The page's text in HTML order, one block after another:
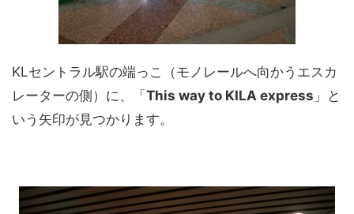
KLセントラル駅の端っこ（モノレールへ向かうエスカ
レーターの側）に、「 This way to KILA express 」と
いう矢印が見つかります。